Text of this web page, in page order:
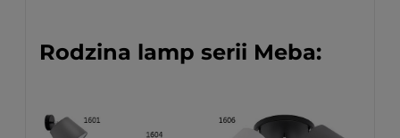
Rodzina lamp serii Meba: